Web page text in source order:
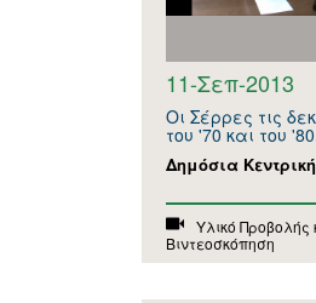
11-Σεπ-2013
Οι Σέρρες τις
του '70 και του
Δημόσια
Υλικό Προβολής
Βιντεοσκόπηση